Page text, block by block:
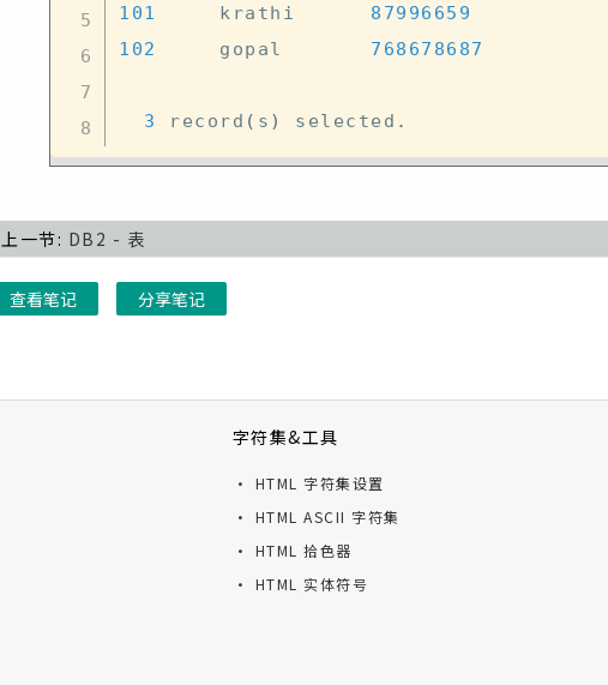
101
     krathi
87996659
102
     gopal
768678687
3 record ( s ) selected .
上一节: DB2 - 表
查看笔记 分享笔记
字符集&工具
· HTML 字符集设置
· HTML ASCII 字符集
· HTML 拾色器
· HTML 实体符号